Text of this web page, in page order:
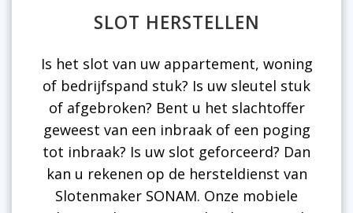
SLOT HERSTELLEN
Is het slot van uw appartement, woning
of bedrijfspand stuk? Is uw sleutel stuk
of afgebroken? Bent u het slachtoffer
geweest van een inbraak of een poging
tot inbraak? Is uw slot geforceerd? Dan
kan u rekenen op de hersteldienst van
Slotenmaker SONAM. Onze mobiele